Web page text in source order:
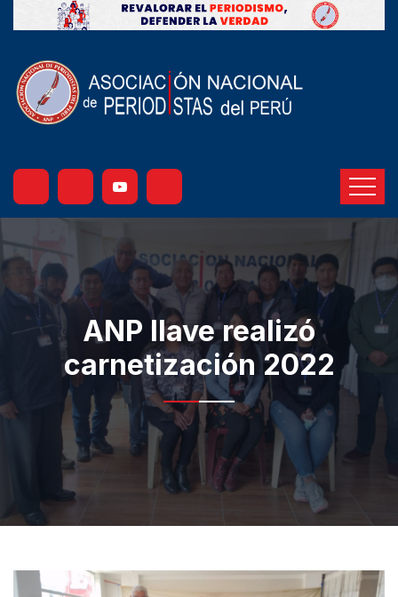
ANP Ilave realizó
carnetización 2022